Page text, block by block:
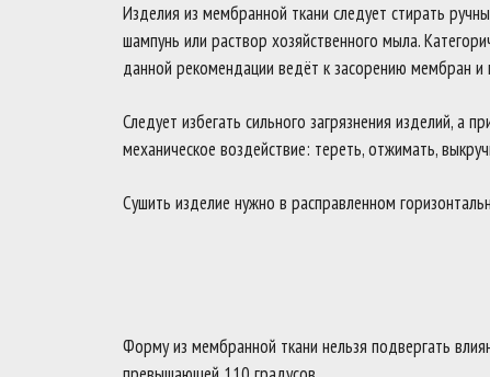
Изделия из мембранной ткани следует стирать
шампунь или раствор хозяйственного мыла.
данной рекомендации ведёт к засорению мембран и
Следует избегать сильного загрязнения изделий, а
механическое воздействие: тереть, отжимать,
Сушить изделие нужно в расправленном
Форму из мембранной ткани нельзя подвергать